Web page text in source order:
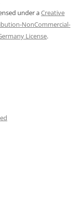
under aCreative
NonCommercial-
License.